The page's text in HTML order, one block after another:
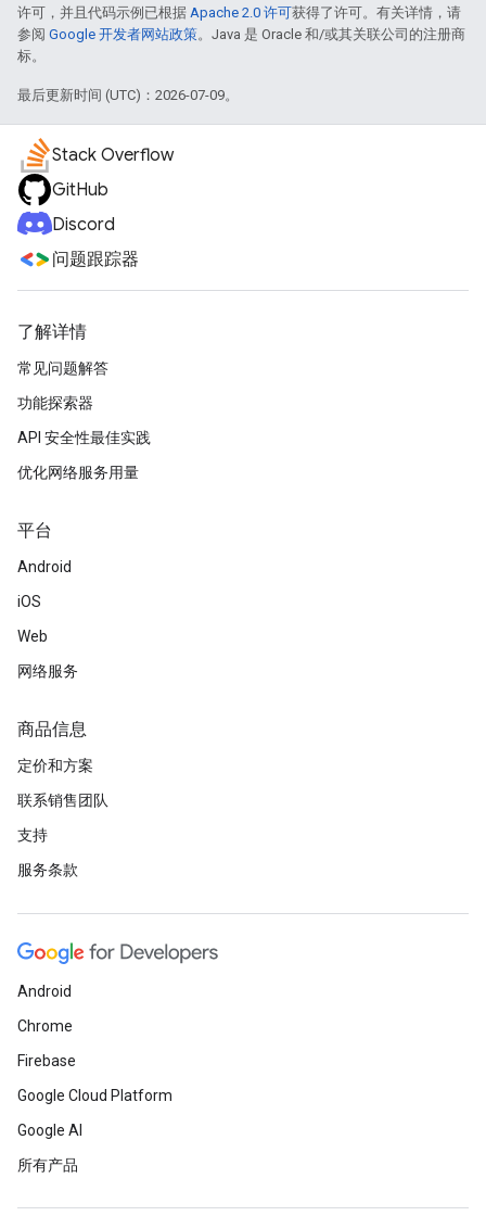
许可，并且代码示例已根据 Apache 2.0 许可获得了许可。有关详情，请
参阅 Google 开发者网站政策。Java 是 Oracle 和/或其关联公司的注册商
标。
最后更新时间 (UTC)：2026-07-09。
Stack Overflow
GitHub
Discord
问题跟踪器
了解详情
常见问题解答
功能探索器
API 安全性最佳实践
优化网络服务用量
平台
Android
iOS
Web
网络服务
商品信息
定价和方案
联系销售团队
支持
服务条款
Android
Chrome
Firebase
Google Cloud Platform
Google AI
所有产品